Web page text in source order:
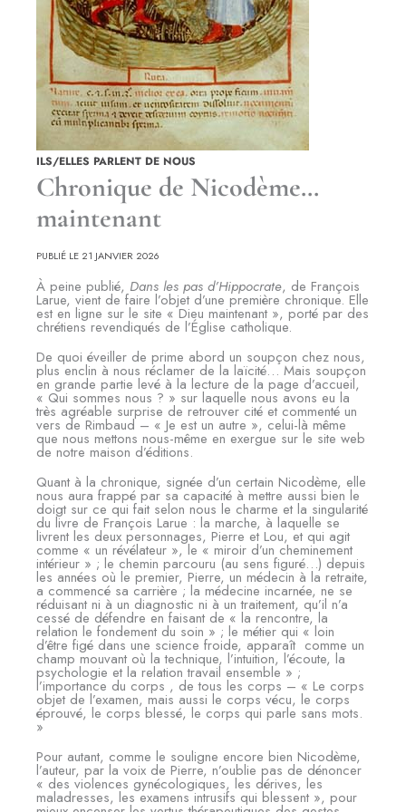
ILS/ELLES PARLENT DE NOUS
Chronique de Nicodème…
maintenant
PUBLIÉ LE 21 JANVIER 2026
À peine publié, Dans les pas d’Hippocrate, de François
Larue, vient de faire l’objet d’une première chronique. Elle
est en ligne sur le site « Dieu maintenant », porté par des
chrétiens revendiqués de l’Église catholique.
De quoi éveiller de prime abord un soupçon chez nous,
plus enclin à nous réclamer de la laïcité… Mais soupçon
en grande partie levé à la lecture de la page d’accueil,
« Qui sommes nous ? » sur laquelle nous avons eu la
très agréable surprise de retrouver cité et commenté un
vers de Rimbaud – « Je est un autre », celui-là même
que nous mettons nous-même en exergue sur le site web
de notre maison d’éditions.
Quant à la chronique, signée d’un certain Nicodème, elle
nous aura frappé par sa capacité à mettre aussi bien le
doigt sur ce qui fait selon nous le charme et la singularité
du livre de François Larue : la marche, à laquelle se
livrent les deux personnages, Pierre et Lou, et qui agit
comme « un révélateur », le « miroir d’un cheminement
intérieur » ; le chemin parcouru (au sens figuré…) depuis
les années où le premier, Pierre, un médecin à la retraite,
a commencé sa carrière ; la médecine incarnée, ne se
réduisant ni à un diagnostic ni à un traitement, qu’il n’a
cessé de défendre en faisant de « la rencontre, la
relation le fondement du soin » ; le métier qui « loin
d’être figé dans une science froide, apparaît comme un
champ mouvant où la technique, l’intuition, l’écoute, la
psychologie et la relation travail ensemble » ;
l’importance du corps , de tous les corps – « Le corps
objet de l’examen, mais aussi le corps vécu, le corps
éprouvé, le corps blessé, le corps qui parle sans mots.
»
Pour autant, comme le souligne encore bien Nicodème,
l’auteur, par la voix de Pierre, n’oublie pas de dénoncer
« des violences gynécologiques, les dérives, les
maladresses, les examens intrusifs qui blessent », pour